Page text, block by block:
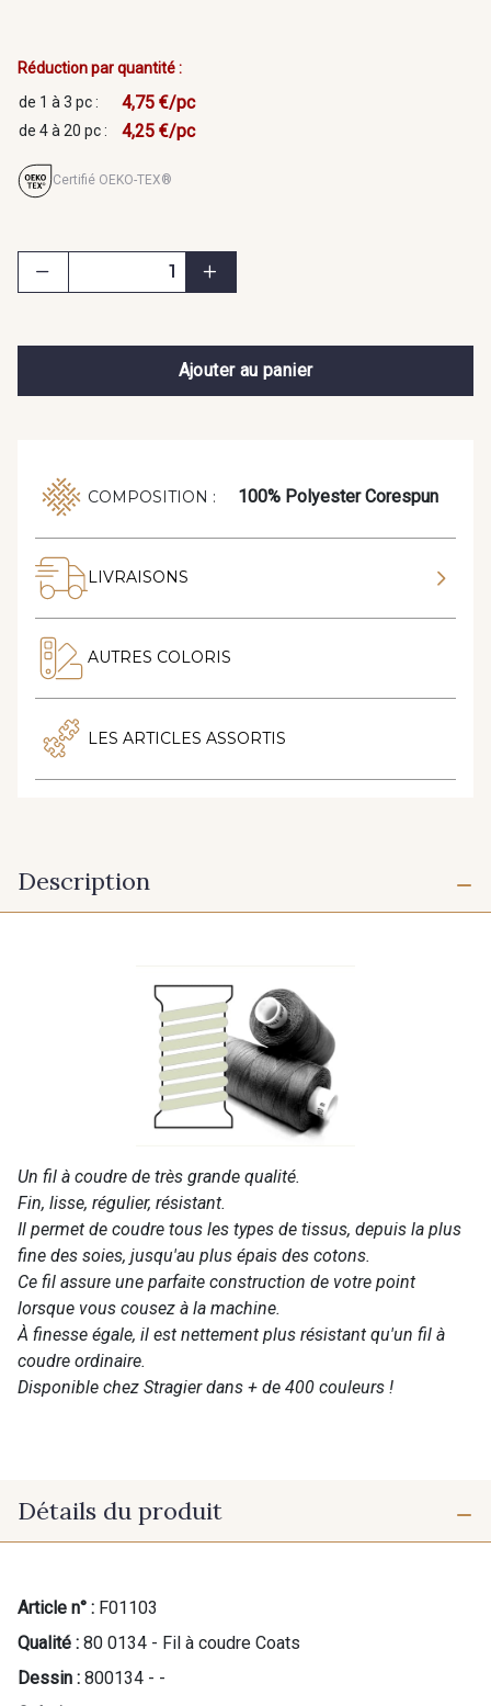
Réduction par quantité :
de 1 à 3 pc :
4,75 €/pc
de 4 à 20 pc : 4,25 €/pc
Certifié OEKO-TEX®
Ajouter au panier
COMPOSITION : 100% Polyester Corespun
LIVRAISONS
AUTRES COLORIS
LES ARTICLES ASSORTIS
Description
Un fil à coudre de très grande qualité.
Fin, lisse, régulier, résistant.
Il permet de coudre tous les types de tissus, depuis la plus
fine des soies, jusqu'au plus épais des cotons.
Ce fil assure une parfaite construction de votre point
lorsque vous cousez à la machine.
À finesse égale, il est nettement plus résistant qu'un fil à
coudre ordinaire.
Disponible chez Stragier dans + de 400 couleurs !
Détails du produit
Article n° : F01103
Qualité : 80 0134 - Fil à coudre Coats
Dessin : 800134 - -